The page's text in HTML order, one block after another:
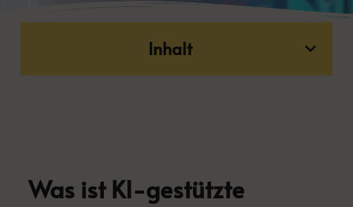
Inhalt
Was ist KI-gestützte